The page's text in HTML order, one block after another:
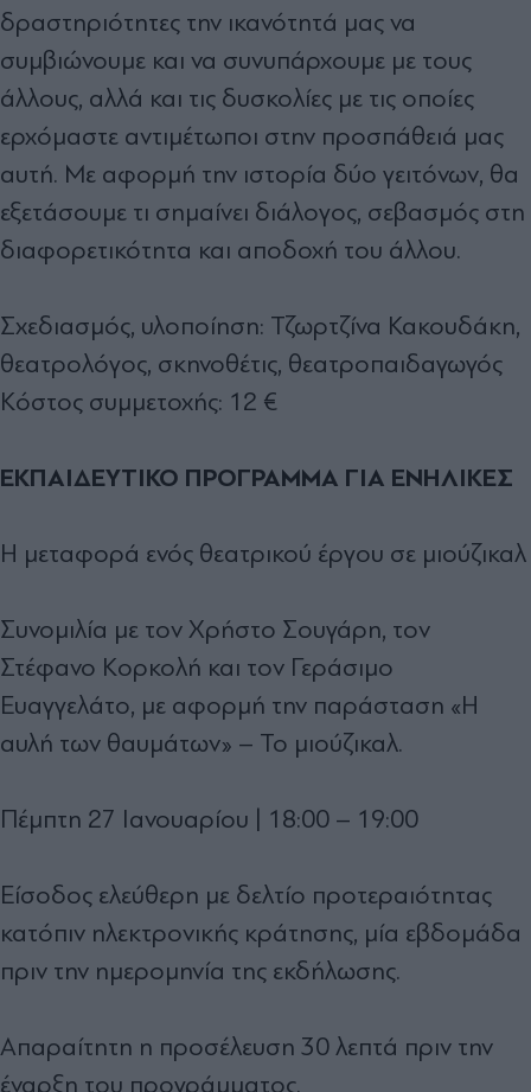
δραστηριότητες την ικανότητά μας να
συμβιώνουμε και να συνυπάρχουμε με τους
άλλους, αλλά και τις δυσκολίες με τις οποίες
ερχόμαστε αντιμέτωποι στην προσπάθειά μας
αυτή. Με αφορμή την ιστορία δύο γειτόνων, θα
εξετάσουμε τι σημαίνει διάλογος, σεβασμός στη
διαφορετικότητα και αποδοχή του άλλου.
Σχεδιασμός, υλοποίηση: Τζωρτζίνα Κακουδάκη,
θεατρολόγος, σκηνοθέτις, θεατροπαιδαγωγός
Κόστος συμμετοχής: 12 €
ΕΚΠΑΙΔΕΥΤΙΚΟ ΠΡΟΓΡΑΜΜΑ ΓΙΑ ΕΝΗΛΙΚΕΣ
Η μεταφορά ενός θεατρικού έργου σε μιούζικαλ
Συνομιλία με τον Χρήστο Σουγάρη, τον
Στέφανο Κορκολή και τον Γεράσιμο
Ευαγγελάτο, με αφορμή την παράσταση «Η
αυλή των θαυμάτων» – Το μιούζικαλ.
Πέμπτη 27 Ιανουαρίου | 18:00 – 19:00
Είσοδος ελεύθερη με δελτίο προτεραιότητας
κατόπιν ηλεκτρονικής κράτησης, μία εβδομάδα
πριν την ημερομηνία της εκδήλωσης.
Απαραίτητη η προσέλευση 30 λεπτά πριν την
έναρξη του προγράμματος.